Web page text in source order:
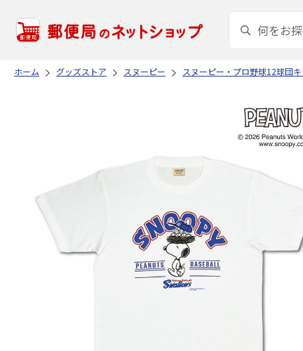
ホーム グッズストア スヌーピー スヌーピー・プロ野球12球団